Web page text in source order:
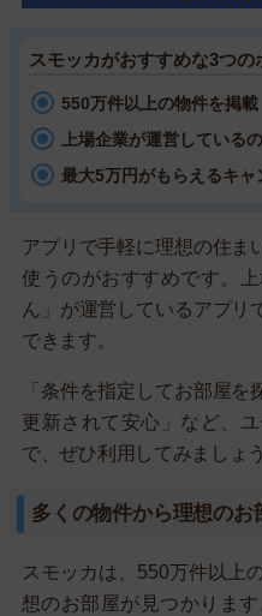
スモッカがおすすめな3つの
550万件以上の物件を掲載
上場企業が運営している
最大5万円がもらえるキャ
アプリで手軽に理想の住ま
使うのがおすすめです。
ん」が運営しているアプリ
できます。
「条件を指定してお部屋を
更新されて安心」など、
で、ぜひ利用してみましょう
多くの物件から理想のお
スモッカは、550万件以上
想のお部屋が見つかりま